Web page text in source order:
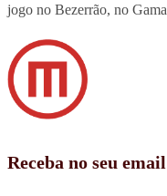
jogo no Bezerrão, no
Receba no seu